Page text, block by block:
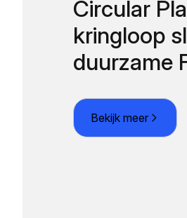
Circular
kringloop
duurzame
Bekijk meer